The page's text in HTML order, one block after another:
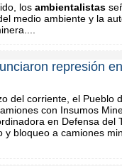
los ambientalistas
medio ambiente y la
represión
del corriente, el Pueblo
con Insumos
en Defensa del
bloqueo a camiones